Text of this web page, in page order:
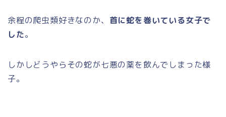
余程の爬虫類好きなのか、 首に蛇を巻いている女子で
した。
しかしどうやらその蛇が七悪の薬を飲んでしまった様
子。